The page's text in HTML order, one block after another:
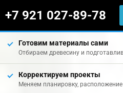
+7 921 027-89-78
Готовим материалы сами
Отбираем древесину и
Корректируем проекты
Меняем планировку,